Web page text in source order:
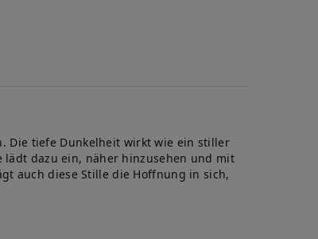
Die tiefe Dunkelheit wirkt wie ein stiller
lädt dazu ein, näher hinzusehen und mit
auch diese Stille die Hoffnung in sich,